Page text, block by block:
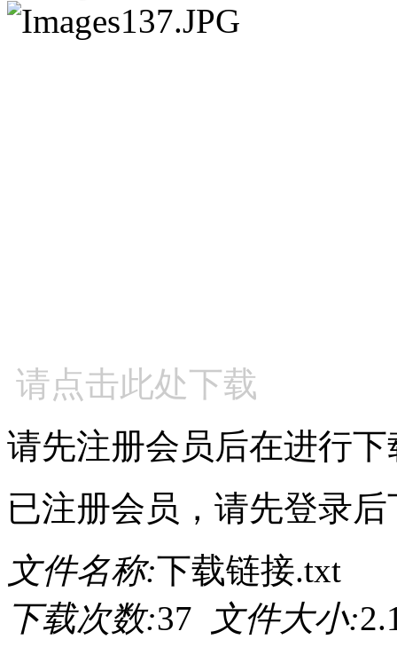
请点击此处下载
请先注册会员后在进行下
已注册会员，请先登录后
文件名称:下载链接.txt
下载次数:37 文件大小: